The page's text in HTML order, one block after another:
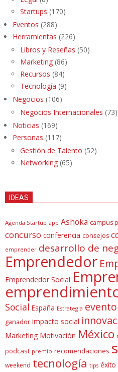
Startups (170)
Eventos (288)
Herramientas (226)
Libros y Reseñas (50)
Marketing (86)
Recursos (84)
Tecnología (9)
Negocios (106)
Negocios Internacionales (73)
Noticias (169)
Personas (117)
Gestión de Talento (52)
Networking (65)
IDEAS
Agenda Startup app Ashoka campus
concurso conferencia consejos
emprender desarrollo de
Emprendedor
Emprendedor Social
Social España Estrategia evento
ganador impacto social
Marketing Motivación México
podcast premio recomendaciones
weekend tecnología tips éxito